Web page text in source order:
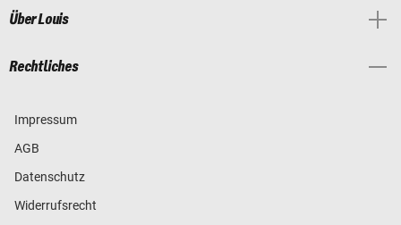
Über Louis
Rechtliches
Impressum
AGB
Datenschutz
Widerrufsrecht